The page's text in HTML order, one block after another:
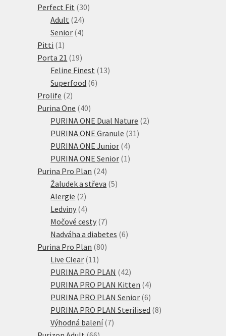
produktů
Perfect Fit 3030
Adult 2424
produktů
Senior 44
Pitti 1 1
produkt
Porta 21 1919
produktů
Feline Finest 1313
Superfood 66
Prolife 22
produkty
Purina One 4040
produktů
PURINA ONE Dual Nature 22
PURINA ONE Granule 31 31
PURINA ONE Junior 44
produkty
PURINA ONE Senior 1 1
Purina Pro Plan 2424
produktů
Žaludek a střeva 55
Alergie 22
produkty
Ledviny 44
produkty
Močové cesty 77
produktů
Nadváha a diabetes 66
Purina Pro Plan 8080
Live Clear 11 11
produktů
PURINA PRO PLAN 4242
produktů
PURINA PRO PLAN Kitten 44
produkty
PURINA PRO PLAN Senior 66
produktů
PURINA PRO PLAN Sterilised 88
Výhodná balení 77